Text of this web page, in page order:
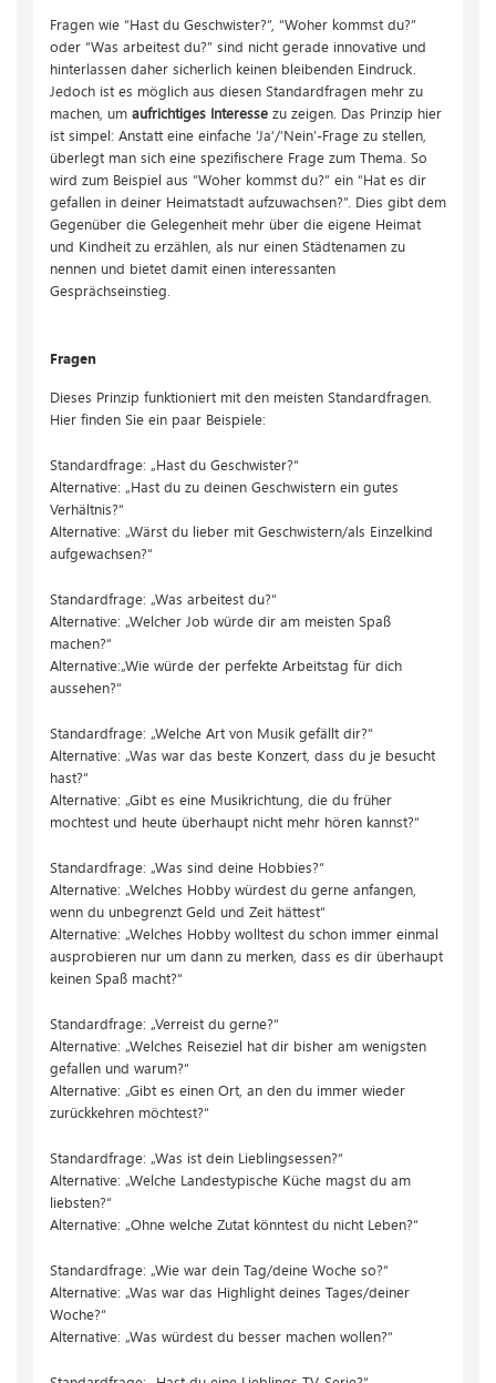
Fragen wie “Hast du Geschwister?”, “Woher kommst du?”
oder “Was arbeitest du?” sind nicht gerade innovative und
hinterlassen daher sicherlich keinen bleibenden Eindruck.
Jedoch ist es möglich aus diesen Standardfragen mehr zu
machen, um aufrichtiges Interesse zu zeigen. Das Prinzip hier
ist simpel: Anstatt eine einfache ‘Ja’/’Nein’-Frage zu stellen,
überlegt man sich eine spezifischere Frage zum Thema. So
wird zum Beispiel aus “Woher kommst du?” ein “Hat es dir
gefallen in deiner Heimatstadt aufzuwachsen?”. Dies gibt dem
Gegenüber die Gelegenheit mehr über die eigene Heimat
und Kindheit zu erzählen, als nur einen Städtenamen zu
nennen und bietet damit einen interessanten
Gesprächseinstieg.
Fragen
Dieses Prinzip funktioniert mit den meisten Standardfragen.
Hier finden Sie ein paar Beispiele:
Standardfrage: „Hast du Geschwister?“
Alternative: „Hast du zu deinen Geschwistern ein gutes
Verhältnis?“
Alternative: „Wärst du lieber mit Geschwistern/als Einzelkind
aufgewachsen?“
Standardfrage: „Was arbeitest du?“
Alternative: „Welcher Job würde dir am meisten Spaß
machen?“
Alternative:„Wie würde der perfekte Arbeitstag für dich
aussehen?“
Standardfrage: „Welche Art von Musik gefällt dir?“
Alternative: „Was war das beste Konzert, dass du je besucht
hast?“
Alternative: „Gibt es eine Musikrichtung, die du früher
mochtest und heute überhaupt nicht mehr hören kannst?“
Standardfrage: „Was sind deine Hobbies?“
Alternative: „Welches Hobby würdest du gerne anfangen,
wenn du unbegrenzt Geld und Zeit hättest“
Alternative: „Welches Hobby wolltest du schon immer einmal
ausprobieren nur um dann zu merken, dass es dir überhaupt
keinen Spaß macht?“
Standardfrage: „Verreist du gerne?“
Alternative: „Welches Reiseziel hat dir bisher am wenigsten
gefallen und warum?“
Alternative: „Gibt es einen Ort, an den du immer wieder
zurückkehren möchtest?“
Standardfrage: „Was ist dein Lieblingsessen?“
Alternative: „Welche Landestypische Küche magst du am
liebsten?“
Alternative: „Ohne welche Zutat könntest du nicht Leben?“
Standardfrage: „Wie war dein Tag/deine Woche so?“
Alternative: „Was war das Highlight deines Tages/deiner
Woche?“
Alternative: „Was würdest du besser machen wollen?“